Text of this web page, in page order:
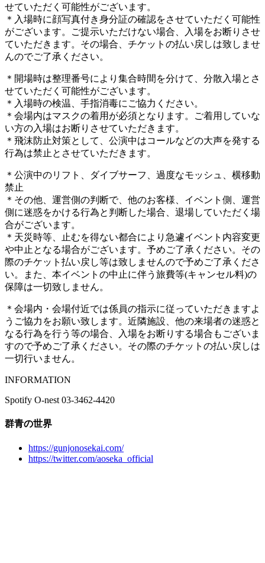
せていただく可能性がございます。
＊入場時に顔写真付き身分証の確認をさせていただく可能性
がございます。ご提示いただけない場合、入場をお断りさせ
ていただきます。その場合、チケットの払い戻しは致しませ
んのでご了承ください。
＊開場時は整理番号により集合時間を分けて、分散入場とさ
せていただく可能性がございます。
＊入場時の検温、手指消毒にご協力ください。
＊会場内はマスクの着用が必須となります。ご着用していな
い方の入場はお断りさせていただきます。
＊飛沫防止対策として、公演中はコールなどの大声を発する
行為は禁止とさせていただきます。
＊公演中のリフト、ダイブサーフ、過度なモッシュ、横移動
禁止
＊その他、運営側の判断で、他のお客様、イベント側、運営
側に迷惑をかける行為と判断した場合、退場していただく場
合がございます。
＊天災時等、止むを得ない都合により急遽イベント内容変更
や中止となる場合がございます。予めご了承ください。その
際のチケット払い戻し等は致しませんので予めご了承くださ
い。また、本イベントの中止に伴う旅費等(キャンセル料)の
保障は一切致しません。
＊会場内・会場付近では係員の指示に従っていただきますよ
うご協力をお願い致します。近隣施設、他の来場者の迷惑と
なる行為を行う等の場合、入場をお断りする場合もございま
すので予めご了承ください。その際のチケットの払い戻しは
一切行いません。
INFORMATION
Spotify O-nest 03-3462-4420
群青の世界
https://gunjonosekai.com/
https://twitter.com/aoseka_official